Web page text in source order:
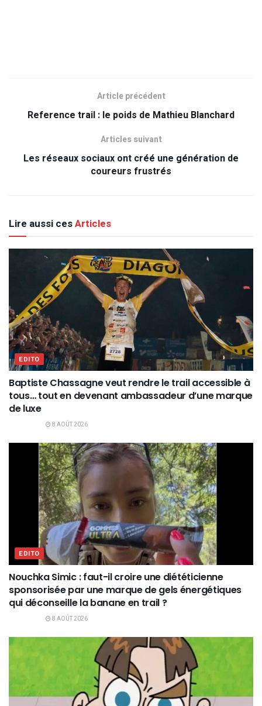
Article précédent
Reference trail : le poids de Mathieu Blanchard
Articles suivant
Les réseaux sociaux ont créé une génération de
coureurs frustrés
Lire aussi cesArticles
EDITO
Baptiste Chassagne veut rendre le trail accessible à
tous… tout en devenant ambassadeur d’une marque
de luxe
8 AOÛT 2026
EDITO
Nouchka Simic : faut-il croire une diététicienne
sponsorisée par une marque de gels énergétiques
qui déconseille la banane en trail ?
8 AOÛT 2026